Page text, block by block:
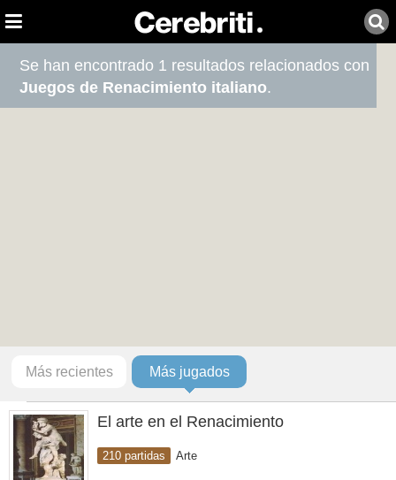
Se han encontrado 1 resultados relacionados con
Juegos de Renacimiento italiano.
Más recientes Más jugados
El arte en el Renacimiento
210 partidas Arte